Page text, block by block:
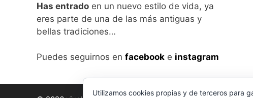
Has entrado en un nuevo estilo de vida, ya
eres parte de una de las más antiguas y
bellas tradiciones…
Puedes seguirnos en facebook e instagram
Utilizamos cookies propias y de terceros para